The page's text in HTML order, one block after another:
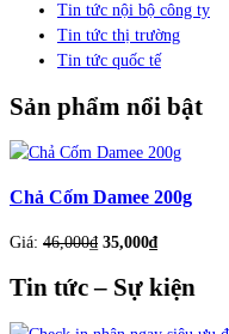
Tin tức nội bộ công ty
Tin tức thị trường
Tin tức quốc tế
Sản phẩm nổi bật
Chả Cốm Damee 200g
Giá: 46,000₫ 35,000₫
Tin tức – Sự kiện